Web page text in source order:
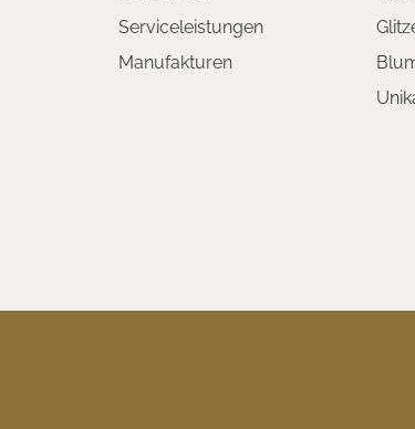
Serviceleistungen
Manufakturen